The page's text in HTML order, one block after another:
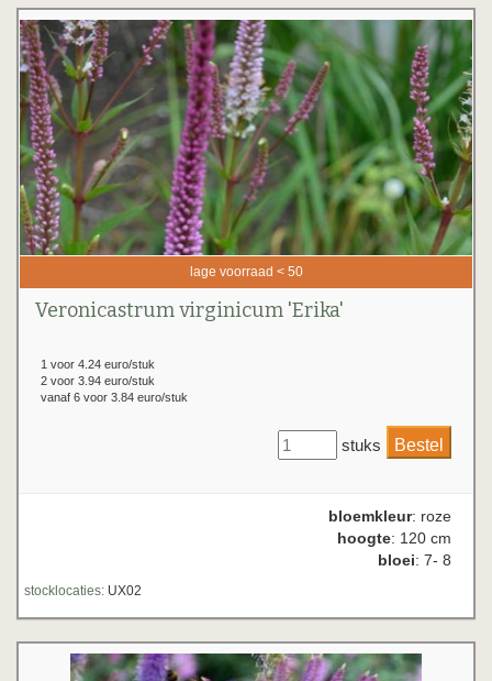
lage voorraad < 50
Veronicastrum virginicum 'Erika'
1 voor 4.24 euro/stuk
2 voor 3.94 euro/stuk
vanaf 6 voor 3.84 euro/stuk
stuks
bloemkleur: roze
hoogte: 120 cm
bloei: 7- 8
stocklocaties: UX02